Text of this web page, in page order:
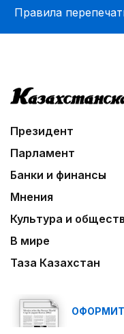
Правила
Президент
Парламент
Банки и финансы
Мнения
Культура и
В мире
Таза Казахстан